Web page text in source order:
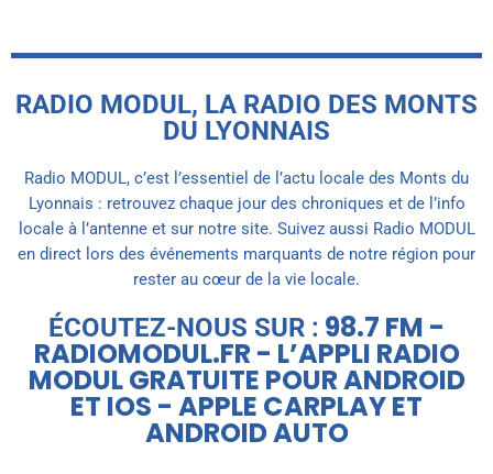
RADIO MODUL, LA RADIO DES MONTS
DU LYONNAIS
Radio MODUL, c’est l’essentiel de l’actu locale des Monts du
Lyonnais : retrouvez chaque jour des chroniques et de l’info
locale à l’antenne et sur notre site. Suivez aussi Radio MODUL
en direct lors des événements marquants de notre région pour
rester au cœur de la vie locale.
ÉCOUTEZ-NOUS SUR : 98.7 FM -
RADIOMODUL.FR - L’APPLI RADIO
MODUL GRATUITE POUR ANDROID
ET IOS - APPLE CARPLAY ET
ANDROID AUTO